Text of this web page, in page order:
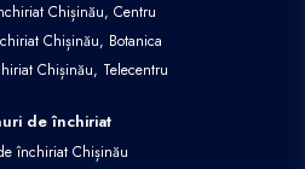
Chișinău, Centru
Chișinău, Botanica
Chișinău, Telecentru
de închiriat
închiriat Chișinău